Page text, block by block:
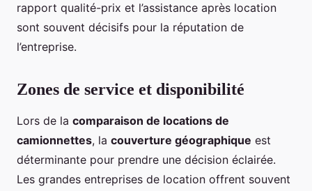
rapport qualité-prix et l’assistance après location
sont souvent décisifs pour la réputation de
l’entreprise.
Zones de service et disponibilité
Lors de la comparaison de locations de
camionnettes, la couverture géographique est
déterminante pour prendre une décision éclairée.
Les grandes entreprises de location offrent souvent